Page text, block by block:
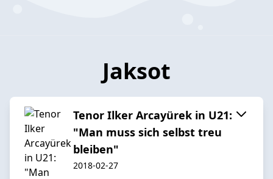
Jaksot
Tenor Ilker Arcayürek in U21:
"Man muss sich selbst treu
bleiben"
2018-02-27